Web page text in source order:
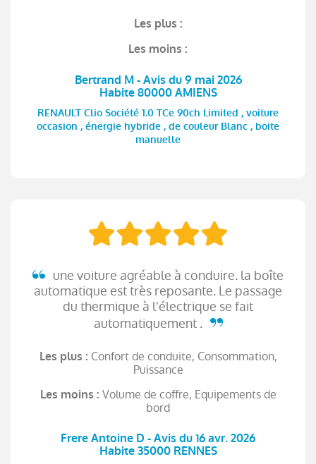
Les plus :
Les moins :
Bertrand M - Avis du 9 mai 2026
Habite 80000 AMIENS
RENAULT Clio Société 1.0 TCe 90ch Limited , voiture
occasion , énergie hybride , de couleur Blanc , boite
manuelle
une voiture agréable à conduire. la boîte
automatique est très reposante. Le passage
du thermique à l'électrique se fait
automatiquement .
Les plus : Confort de conduite, Consommation,
Puissance
Les moins : Volume de coffre, Equipements de
bord
Frere Antoine D - Avis du 16 avr. 2026
Habite 35000 RENNES